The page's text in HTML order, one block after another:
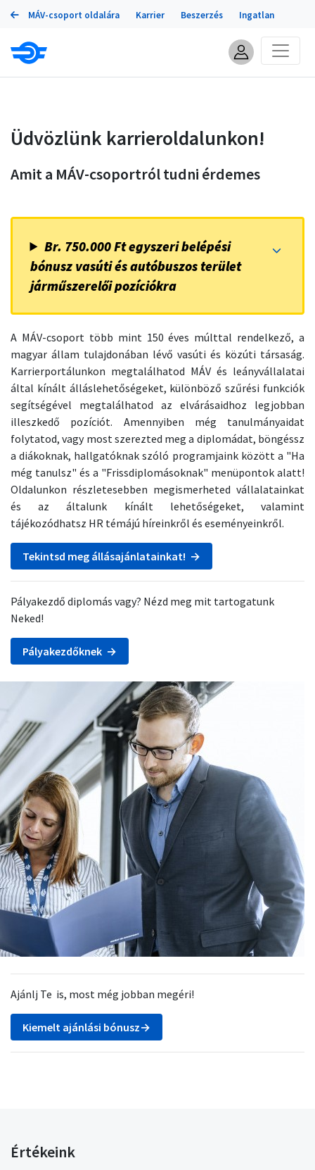
Ugrás
tartalomra
Portálok
MÁV-csoport oldalára Karrier Beszerzés Ingatlan
Üdvözlünk karrieroldalunkon!
Amit a MÁV-csoportról tudni érdemes
Br. 750.000 Ft egyszeri belépési
bónusz vasúti és autóbuszos terület
járműszerelői pozíciókra
A MÁV-csoport több mint 150 éves múlttal rendelkező, a
magyar állam tulajdonában lévő vasúti és közúti társaság.
Karrierportálunkon megtalálhatod MÁV és leányvállalatai
által kínált álláslehetőségeket, különböző szűrési funkciók
segítségével megtalálhatod az elvárásaidhoz legjobban
illeszkedő pozíciót. Amennyiben még tanulmányaidat
folytatod, vagy most szerezted meg a diplomádat, böngéssz
a diákoknak, hallgatóknak szóló programjaink között a "Ha
még tanulsz" és a "Frissdiplomásoknak" menüpontok alatt!
Oldalunkon részletesebben megismerheted vállalatainkat
és az általunk kínált lehetőségeket, valamint
tájékozódhatsz HR témájú híreinkről és eseményeinkről.
Tekintsd meg állásajánlatainkat! →
Pályakezdő diplomás vagy? Nézd meg mit tartogatunk
Neked!
Pályakezdőknek →
Ajánlj Te is, most még jobban megéri!
Kiemelt ajánlási bónusz→
Értékeink